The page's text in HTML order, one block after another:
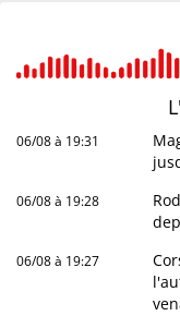
06/08 à 19:31
06/08 à 19:28
06/08 à 19:27